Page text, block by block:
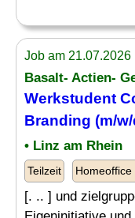
Job am
Basalt- Actien-
Werkstudent
Branding (m/
• Linz am Rhein
Teilzeit Homeoffice
[. .. ] und